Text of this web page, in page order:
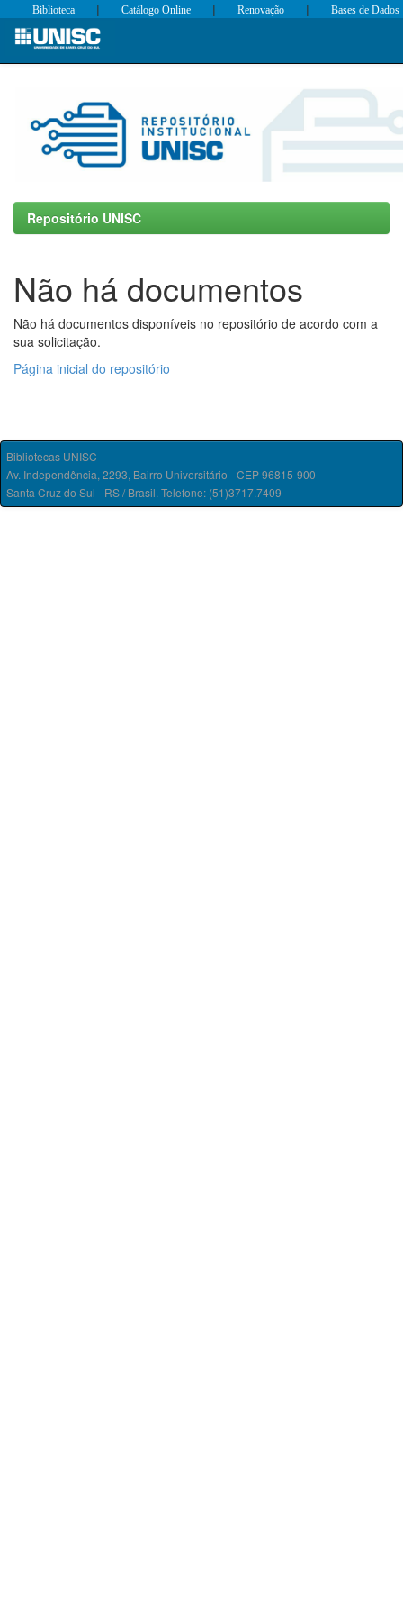
Skip
Biblioteca | Catálogo Online | Renovação | Bases de Dados
Repositório UNISC
Não há documentos
Não há documentos disponíveis no repositório de acordo com a
sua solicitação.
Página inicial do repositório
Bibliotecas UNISC
Av. Independência, 2293, Bairro Universitário - CEP 96815-900
Santa Cruz do Sul - RS / Brasil. Telefone: (51)3717.7409